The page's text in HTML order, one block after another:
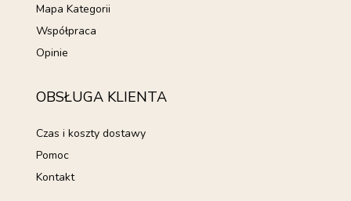
Mapa Kategorii
Współpraca
Opinie
OBSŁUGA KLIENTA
Czas i koszty dostawy
Pomoc
Kontakt